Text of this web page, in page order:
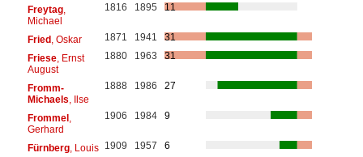
Freytag,
Michael
1816 1895 11
Fried, Oskar 1871 1941
31
Friese, Ernst
August
1880 1963 31
Fromm-
Michaels , Ilse
1888 1986 27
Frommel,
Gerhard
1906 1984 9
Fürnberg, Louis 1909 1957
6